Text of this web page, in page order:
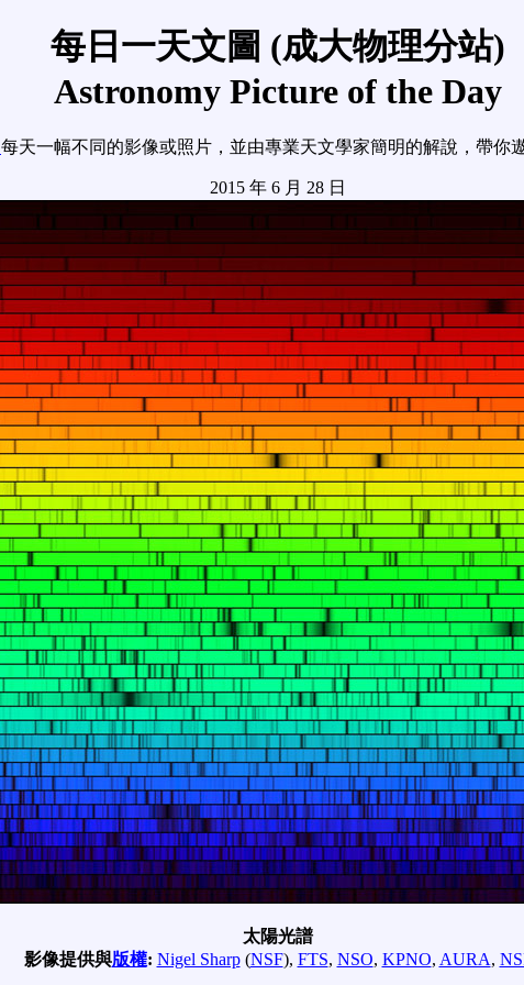
每日一天文圖 (成大物理分站)
Astronomy Picture of the Day
每天一幅不同的影像或照片，並由專業天文學家簡明的解說，帶你
2015 年 6 月 28 日
太陽光譜
影像提供與版權: Nigel Sharp(NSF), FTS, NSO, KPNO, AURA,